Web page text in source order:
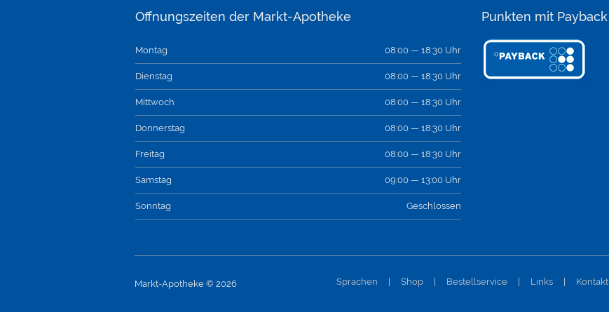
Öffnungszeiten der Markt-Apotheke
Montag 08:00 — 18:30 Uhr
Dienstag 08:00 — 18:30 Uhr
Mittwoch 08:00 — 18:30 Uhr
Donnerstag 08:00 — 18:30 Uhr
Freitag 08:00 — 18:30 Uhr
Samstag 09:00 — 13:00 Uhr
Sonntag Geschlossen
Punkten mit Payback
Markt-Apotheke © 2026 Sprachen Shop Bestellservice Links Kontakt